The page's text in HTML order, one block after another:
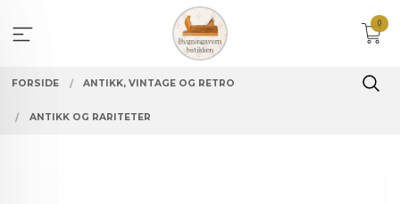
innholdet
0
FORSIDE ANTIKK, VINTAGE OG RETRO
ANTIKK OG RARITETER